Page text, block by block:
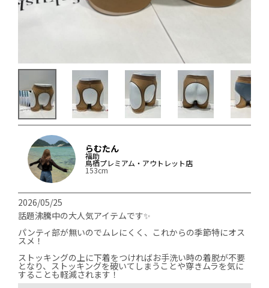
らむたん
福助
鳥栖プレミアム・アウトレット店
153cm
2026/05/25
話題沸騰中の大人気アイテムです✨️
パンティ部が無いのでムレにくく、これからの季節特にオス
スメ！
ストッキングの上に下着をつければお手洗い時の着脱が不要
となり、ストッキングを破いてしまうことや穿きムラを気に